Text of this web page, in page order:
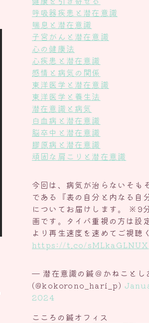
呼吸器疾患と潜在意識
喘息と潜在意識
子宮がんと潜在意識
心の健康法
心疾患と潜在意識
感情と病気の関係
東洋医学と潜在意識
東洋医学と養生法
潜在意識と病気
白血病と潜在意識
脳卒中と潜在意識
膠原病と潜在意識
頑固な肩こりと潜在意識
今回は、病気が治らないそも
である『表の自分と内なる自
についてお届けします。 ※9
画です。タイパ重視の方は設
より再生速度を速めてご視聴
https://t.co/sMLkaGLNUX
— 潜在意識の鍼＠かねことし
(@kokorono_hari_p)
2024
こころの鍼オフィス